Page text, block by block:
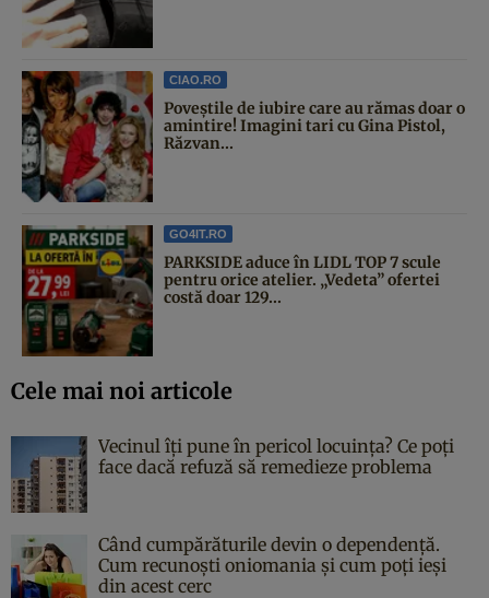
CIAO.RO
Poveştile de iubire care au rămas doar o
amintire! Imagini tari cu Gina Pistol,
Răzvan...
GO4IT.RO
PARKSIDE aduce în LIDL TOP 7 scule
pentru orice atelier. „Vedeta” ofertei
costă doar 129...
Cele mai noi articole
Vecinul îți pune în pericol locuința? Ce poți
face dacă refuză să remedieze problema
Când cumpărăturile devin o dependență.
Cum recunoști oniomania și cum poți ieși
din acest cerc